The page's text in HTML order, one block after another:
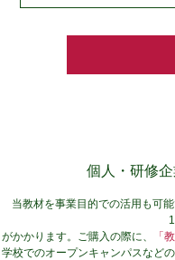
個人・研修
当教材を事業目的での活用も可
がかかります。ご購入の際に、
「
学校でのオープンキャンパスなど